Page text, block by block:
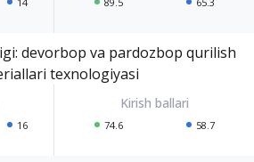
devorbop va pardozbop qurilish
texnologiyasi
16 74.6 58.7